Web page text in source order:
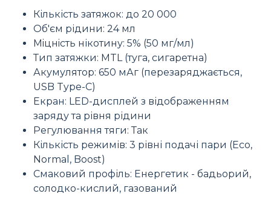
Кількість затяжок: до 20 000
Об'єм рідини: 24 мл
Мiцнiсть нікотину: 5% (50 мг/мл)
Тип затяжки: MTL (туга, сигаретна)
Акумулятор: 650 мАг (перезаряджається,
USB Type-C)
Екран: LED-дисплей з відображенням
заряду та рівня рідини
Регулювання тяги: Так
Кількість режимів: 3 рівні подачі пари (Eco,
Normal, Boost)
Смаковий профіль: Енергетик - бадьорий,
солодко-кислий, газований